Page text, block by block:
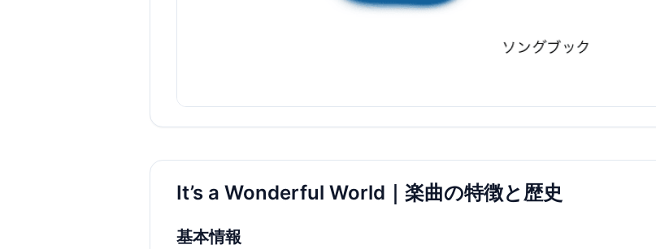
It’s a Wonderful World｜楽曲の特徴と歴史
基本情報